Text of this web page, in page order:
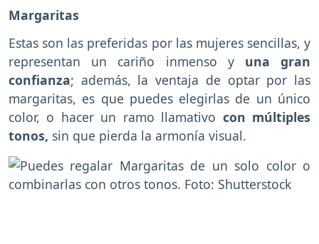
Margaritas
Estas son las preferidas por las mujeres sencillas, y
representan un cariño inmenso y una gran
confianza; además, la ventaja de optar por las
margaritas, es que puedes elegirlas de un único
color, o hacer un ramo llamativo con múltiples
tonos, sin que pierda la armonía visual.